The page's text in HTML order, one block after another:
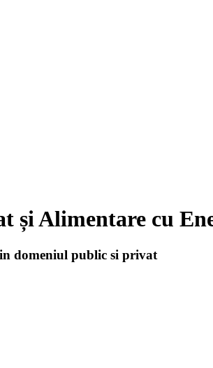
și Alimentare cu
domeniul public si privat